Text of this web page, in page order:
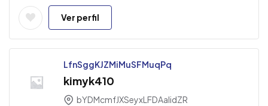
Ver perfil
LfnSggKJZMiMuSFMuqPq
kimyk410
bYDMcmfJXSeyxLFDAaIidZR